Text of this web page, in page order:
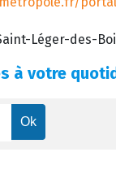
Léger-des-Bois
à votre